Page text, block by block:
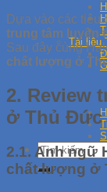
Tài liệu
Dựa vào các tiêu
trung tâm luyện
Sau đây cùng
chất lượng ở
2. Review
ở Thủ Đức
2.1. Anh ngữ
chất lượng ở